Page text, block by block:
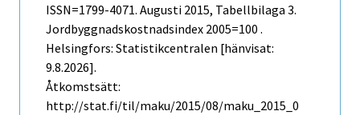
ISSN=1799-4071. Augusti 2015, Tabellbilaga 3.
Jordbyggnadskostnadsindex 2005=100 .
Helsingfors: Statistikcentralen [hänvisat:
9.8.2026].
Åtkomstsätt:
http://stat.fi/til/maku/2015/08/maku_2015_0